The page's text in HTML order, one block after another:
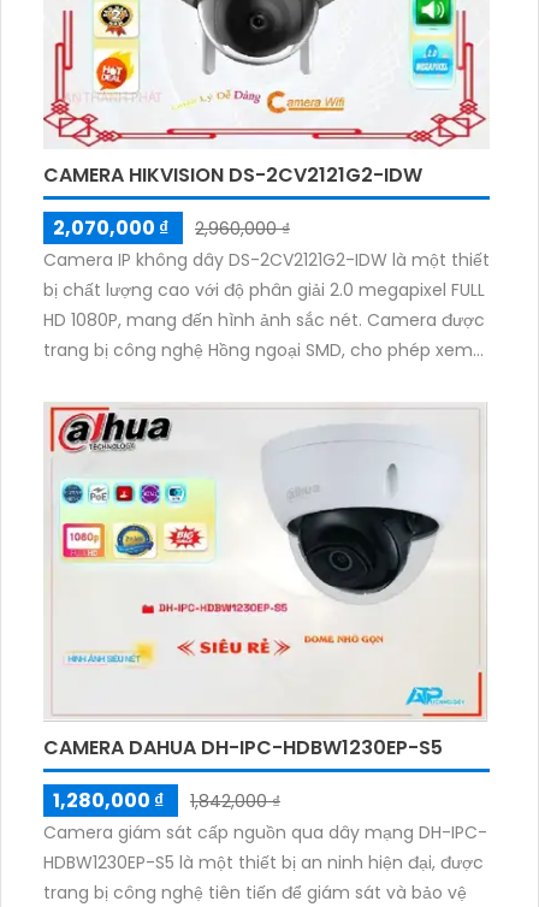
năng thu âm và loa tích hợp, giúp tăng khả năng
giao tiếp.
CAMERA HIKVISION DS-2CV2121G2-IDW
2,070,000 ₫
2,960,000 ₫
Camera IP không dây DS-2CV2121G2-IDW là một thiết
bị chất lượng cao với độ phân giải 2.0 megapixel FULL
HD 1080P, mang đến hình ảnh sắc nét. Camera được
trang bị công nghệ Hồng ngoại SMD, cho phép xem
Với thiết kế dome kim loại, nó rất phù hợp để giám
sát nhà ở. Camera này cũng có khả năng kết nối qua
IP Wifi mà không ảnh hưởng tới chất lượng hình ảnh.
Ngoài ra, nó còn tích hợp khả năng thu âm và loa
giúp giao tiếp dễ dàng.
CAMERA DAHUA DH-IPC-HDBW1230EP-S5
1,280,000 ₫
1,842,000 ₫
Camera giám sát cấp nguồn qua dây mạng DH-IPC-
HDBW1230EP-S5 là một thiết bị an ninh hiện đại, được
trang bị công nghệ tiên tiến để giám sát và bảo vệ